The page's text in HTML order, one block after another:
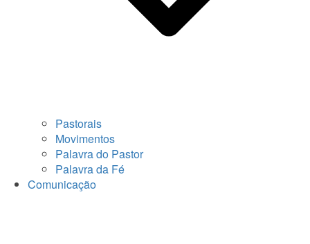
Pastorais
Movimentos
Palavra do Pastor
Palavra da Fé
Comunicação